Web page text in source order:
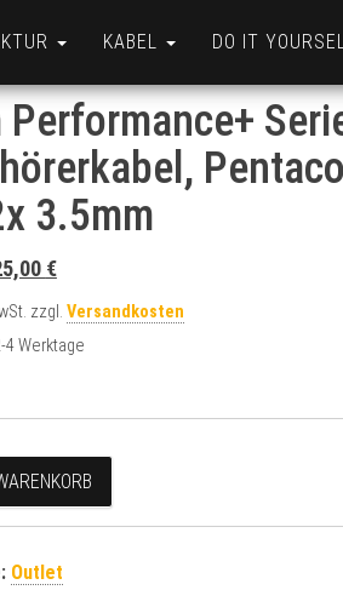
KABEL DO IT
Performance+
3.5mm
price was: 296,98 €.
€Current price is: 225,00 €.
zzgl. Versandkosten
4 Werktage
Series Kopfhörerkabel,
l
t
Outlet